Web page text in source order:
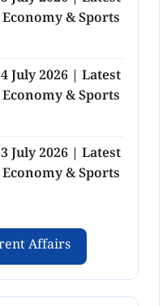
& Sports
July 2026 | Latest
& Sports
July 2026 | Latest
& Sports
Affairs